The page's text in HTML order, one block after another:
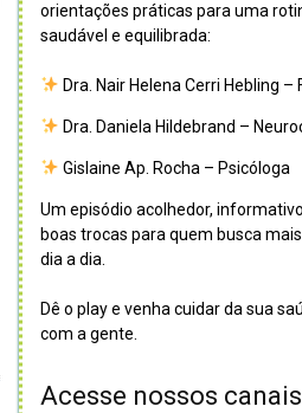
orientações práticas para uma
saudável e equilibrada:
Dra. Nair Helena Cerri Hebling –
Dra. Daniela Hildebrand –
Gislaine Ap. Rocha – Psicóloga
Um episódio acolhedor,
boas trocas para quem busca
dia a dia.
Dê o play e venha cuidar da sua
com a gente.
Acesse nossos canais